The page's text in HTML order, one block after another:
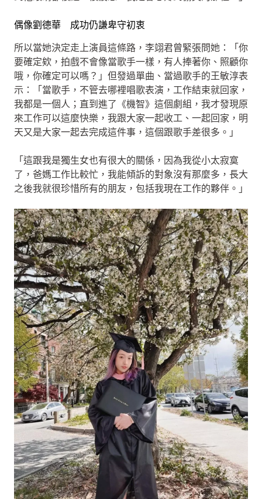
偶像劉德華 成功仍謙卑守初衷
所以當她決定走上演員這條路，李翊君曾緊張問她：「你
要確定欸，拍戲不會像當歌手一樣，有人捧著你、照顧你
哦，你確定可以嗎？」但發過單曲、當過歌手的王敏淳表
示：「當歌手，不管去哪裡唱歌表演，工作結束就回家，
我都是一個人；直到進了《機智》這個劇組，我才發現原
來工作可以這麼快樂，我跟大家一起收工、一起回家，明
天又是大家一起去完成這件事，這個跟歌手差很多。」
「這跟我是獨生女也有很大的關係，因為我從小太寂寞
了，爸媽工作比較忙，我能傾訴的對象沒有那麼多，長大
之後我就很珍惜所有的朋友，包括我現在工作的夥伴。」